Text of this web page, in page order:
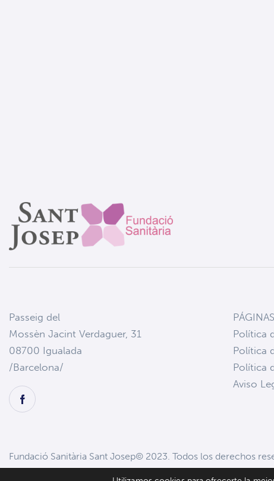
Passeig del
Mossèn Jacint Verdaguer, 31
08700 Igualada
/Barcelona/
Política
Política
Política
Aviso
Fundació Sanitària Sant Josep© 2023. Todos los derechos